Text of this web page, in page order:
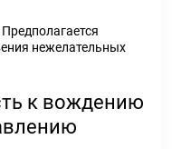
нежелательных
к вождению